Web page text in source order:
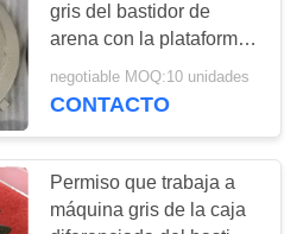
dúctiles
gris del bastidor de
arena con la plataforma
de la madera
contrachapada/el
negotiable MOQ:10 unidades
CONTACTO
Permiso que trabaja a
máquina gris de la caja